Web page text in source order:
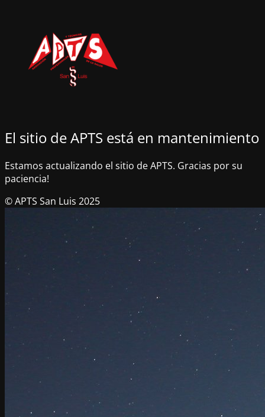
El sitio de APTS está en mantenimiento
Estamos actualizando el sitio de APTS. Gracias por su
paciencia!
© APTS San Luis 2025